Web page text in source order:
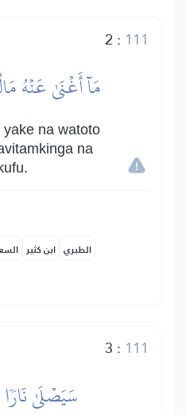
2 : 111
مَآ أَغۡنَىٰ عَنۡهُ
na watoto
na
ابن كثير الطبري
3 : 111
سَيَصۡلَىٰ